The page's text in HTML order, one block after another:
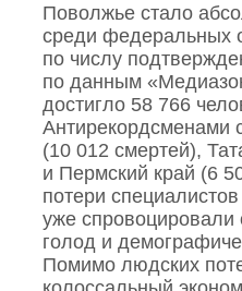
Поволжье стало
среди федеральных
по числу
по данным
достигло 58 766
Антирекордсменами
(10 012 смертей),
и Пермский край (6
потери
уже
голод и
Помимо людских